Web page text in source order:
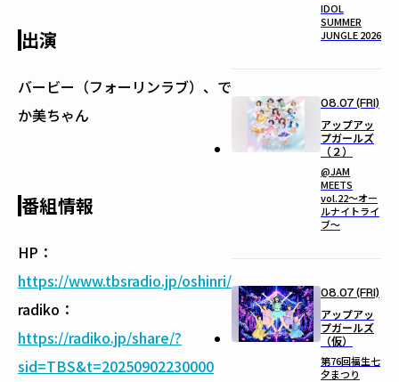
出演
バービー（フォーリンラブ）、で
か美ちゃん
番組情報
HP：
https://www.tbsradio.jp/oshinri/
radiko：
https://radiko.jp/share/?
sid=TBS&t=20250902230000
IDOL
SUMMER
JUNGLE 2026
08.07 (FRI)
アップアッ
プガールズ
（２）
@JAM
MEETS
vol.22〜オー
ルナイトライ
ブ〜
08.07 (FRI)
アップアッ
プガールズ
（仮）
第76回福生七
夕まつり